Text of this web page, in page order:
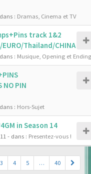
: Dramas, Cinema et TV
track 1&2
Thailand/CHINA
: Musique, Opening et Ending
NO PIN
: Hors-Sujet
in Season 14
- dans : Presentez-vous !
3 4 5 … 40